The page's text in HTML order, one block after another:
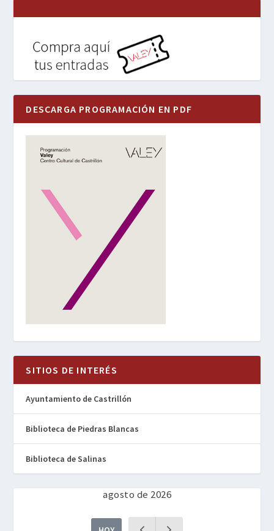
DESCARGA PROGRAMACIÓN EN PDF
SITIOS DE INTERÉS
Ayuntamiento de Castrillón
Biblioteca de Piedras Blancas
Biblioteca de Salinas
agosto de 2026